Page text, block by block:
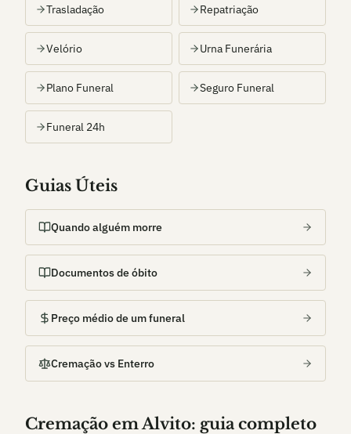
Trasladação Repatriação
Velório Urna Funerária
Plano Funeral Seguro Funeral
Funeral 24h
Guias Úteis
Quando alguém morre
Documentos de óbito
Preço médio de um funeral
Cremação vs Enterro
Cremação emAlvito: guia completo